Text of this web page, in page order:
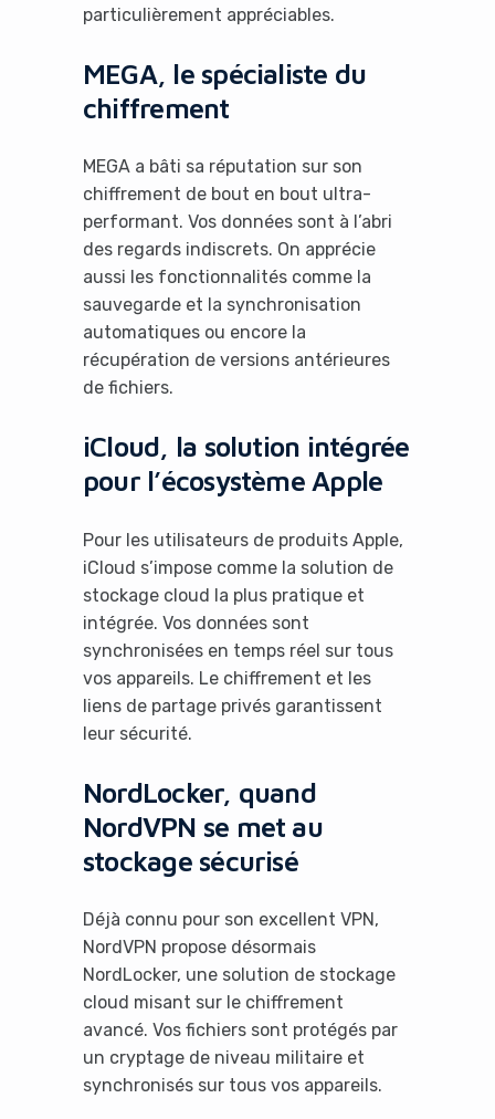
particulièrement appréciables.
MEGA, le spécialiste du
chiffrement
MEGA a bâti sa réputation sur son
chiffrement de bout en bout ultra-
performant. Vos données sont à l’abri
des regards indiscrets. On apprécie
aussi les fonctionnalités comme la
sauvegarde et la synchronisation
automatiques ou encore la
récupération de versions antérieures
de fichiers.
iCloud, la solution intégrée
pour l’écosystème Apple
Pour les utilisateurs de produits Apple,
iCloud s’impose comme la solution de
stockage cloud la plus pratique et
intégrée. Vos données sont
synchronisées en temps réel sur tous
vos appareils. Le chiffrement et les
liens de partage privés garantissent
leur sécurité.
NordLocker, quand
NordVPN se met au
stockage sécurisé
Déjà connu pour son excellent VPN,
NordVPN propose désormais
NordLocker, une solution de stockage
cloud misant sur le chiffrement
avancé. Vos fichiers sont protégés par
un cryptage de niveau militaire et
synchronisés sur tous vos appareils.